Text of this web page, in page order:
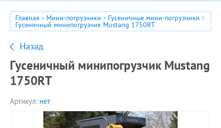
Главная Мини-погрузчики Гусеничные мини-погрузчики
Гусеничный минипогрузчик Mustang 1750RT
Назад
Гусеничный минипогрузчик Mustang
1750RT
Артикул: нет